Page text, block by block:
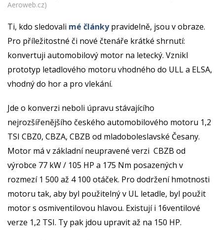
Aeroweb.cz)
Ti, kdo sledovali mé článkypravidelně, jsou v obraze.
Pro příležitostné či nové čtenáře krátké shrnutí:
konvertuji automobilový motor na letecký. Vznikl
prototyp letadlového motoru vhodného do ULL a ELSA,
vhodný do hor a pro vlekání.
Jde o konverzi neboli úpravu stávajícího
nejrozšířenějšího českého automobilového motoru 1,2
TSI CBZ0, CBZA, CBZB od mladoboleslavské Česany.
Motor má v základní neupravené verzi CBZB od
výrobce 77 kW / 105 HP a 175 Nm posazených v
rozmezí 1 500 až 4 100 otáček. Pro dodržení hmotnosti
motoru tak, aby byl použitelný v UL letadle, byl použit
motor s osmiventilovou hlavou. Existují i 16ventilové
verze 1,2 TSI. Ty pak jdou upravit až na 150 HP.